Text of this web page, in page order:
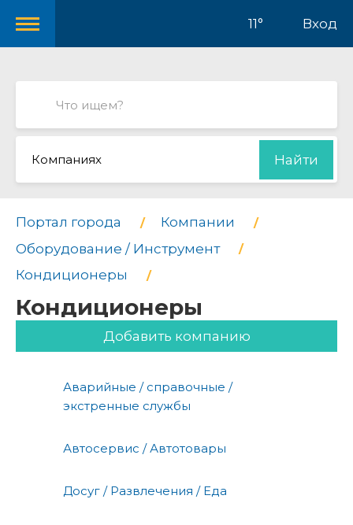
11° Вход
Компаниях Найти
Портал города
Компании
Оборудование / Инструмент
Кондиционеры
Кондиционеры
Добавить компанию
Аварийные / справочные /
экстренные службы
Автосервис / Автотовары
Досуг / Развлечения / Еда